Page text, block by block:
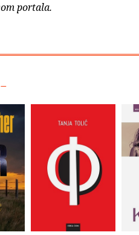
portala.